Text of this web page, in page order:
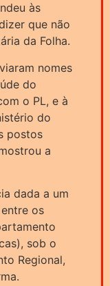
às
que não
da Folha.
nomes
do
o PL, e à
do
postos
a
dada a um
os
sob o
Regional,